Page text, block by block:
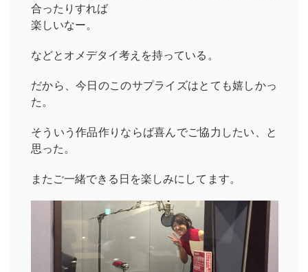
合ったりすれば
楽しいなー。
などとオメデタイ考えを持っている。
だから、今日のこのサプライズはとても嬉しかっ
た。
そういう作品作りならば喜んでご協力したい、と
思った。
またご一緒できる日を楽しみにしてます。